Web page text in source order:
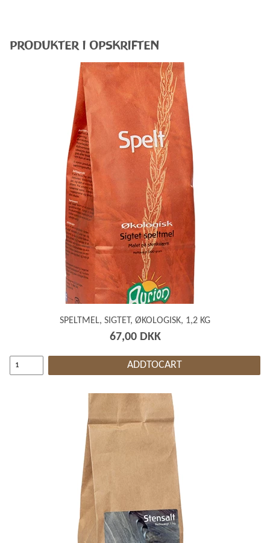
PRODUKTER I OPSKRIFTEN
SPELTMEL, SIGTET, ØKOLOGISK, 1,2 KG
67,00 DKK
ADDTOCART